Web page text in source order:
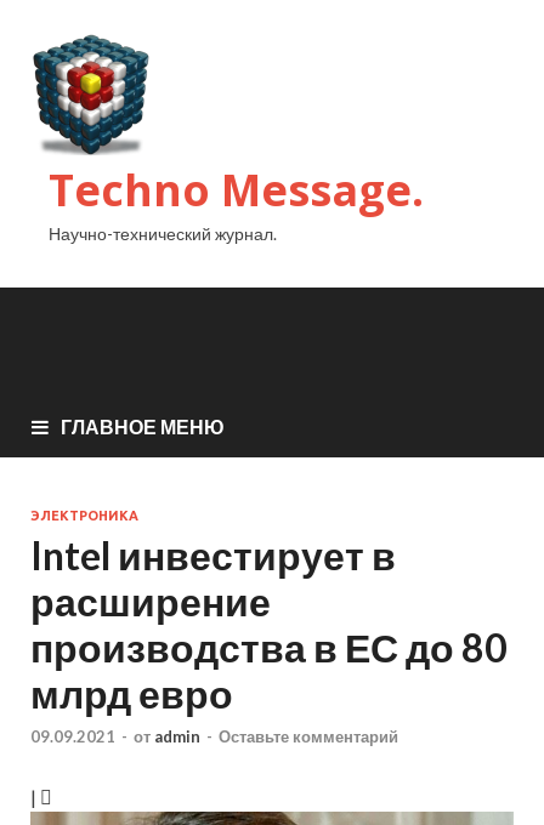
Techno Message.
Научно-технический журнал.
ГЛАВНОЕ МЕНЮ
ЭЛЕКТРОНИКА
Intel инвестирует в
расширение
производства в ЕС до 80
млрд евро
09.09.2021 - от admin - Оставьте комментарий
|